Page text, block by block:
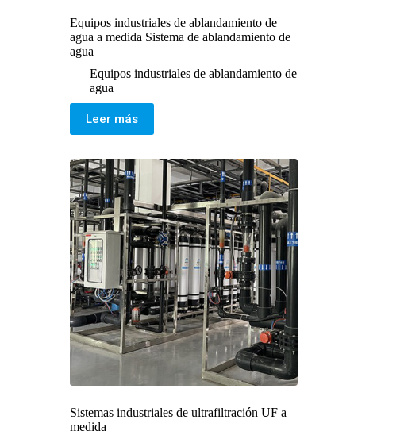
Equipos industriales de ablandamiento de
agua a medida Sistema de ablandamiento de
agua
Equipos industriales de ablandamiento de
agua
Leer más
Sistemas industriales de ultrafiltración UF a
medida